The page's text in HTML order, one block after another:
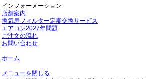
インフォーメーション
店舗案内
換気扇フィルター定期交換サービス
エアコン2027年問題
ご注文の流れ
お問い合わせ
ホーム
メニューを閉じる